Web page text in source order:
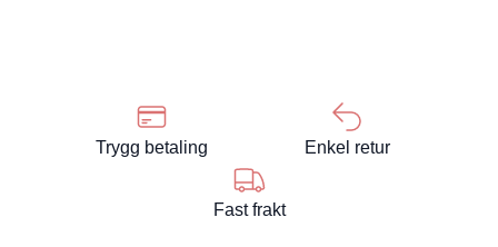
Trygg betaling Enkel retur
Fast frakt